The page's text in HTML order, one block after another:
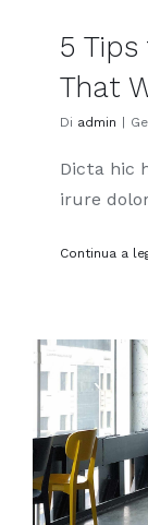
5
That
Di admin
Dicta hic
irure
Continua a